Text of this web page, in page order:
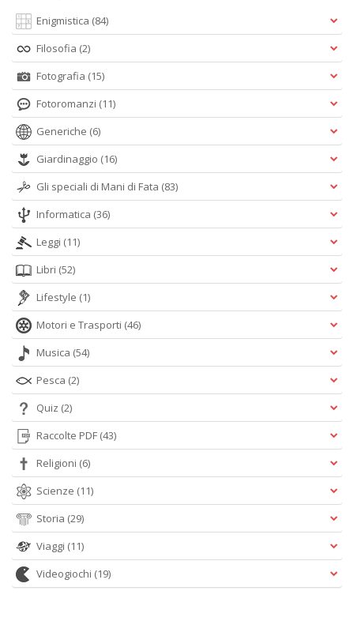
Enigmistica (84)
Filosofia (2)
Fotografia (15)
Fotoromanzi (11)
Generiche (6)
Giardinaggio (16)
Gli speciali di Mani di Fata (83)
Informatica (36)
Leggi (11)
Libri (52)
Lifestyle (1)
Motori e Trasporti (46)
Musica (54)
Pesca (2)
Quiz (2)
Raccolte PDF (43)
Religioni (6)
Scienze (11)
Storia (29)
Viaggi (11)
Videogiochi (19)